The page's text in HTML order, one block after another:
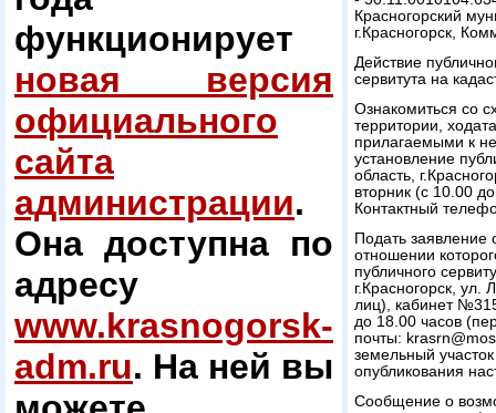
функционирует
новая версия
официального
сайта
администрации.
Она доступна по
адресу
www.krasnogorsk-
adm.ru. На ней вы
Красногорский
г.Красногорск,
Действие
сервитута на
Ознакомиться со
территории,
прилагаемыми к
установление
область,
вторник (с 10.00
Контактный
Подать заявление
отношении
публичного
г.Красногорск,
лиц), кабинет
до 18.00 часов
почты:
земельный
опубликования
Сообщение о